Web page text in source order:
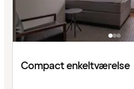
Compact enkeltværelse